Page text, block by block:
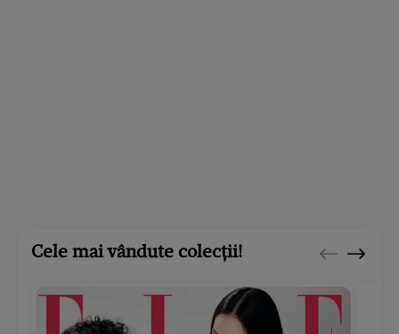
Cele mai vândute colecții!